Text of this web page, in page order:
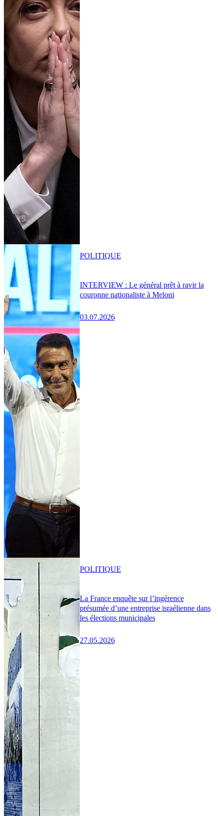
INTERVIEW : Le général prêt à ravir la
couronne nationaliste à Meloni
03.07.2026
POLITIQUE
La France enquête sur l’ingérence
présumée d’une entreprise israélienne dans
les élections municipales
27.05.2026
POLITIQUE